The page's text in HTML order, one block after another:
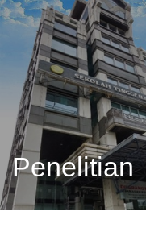
Penelitian